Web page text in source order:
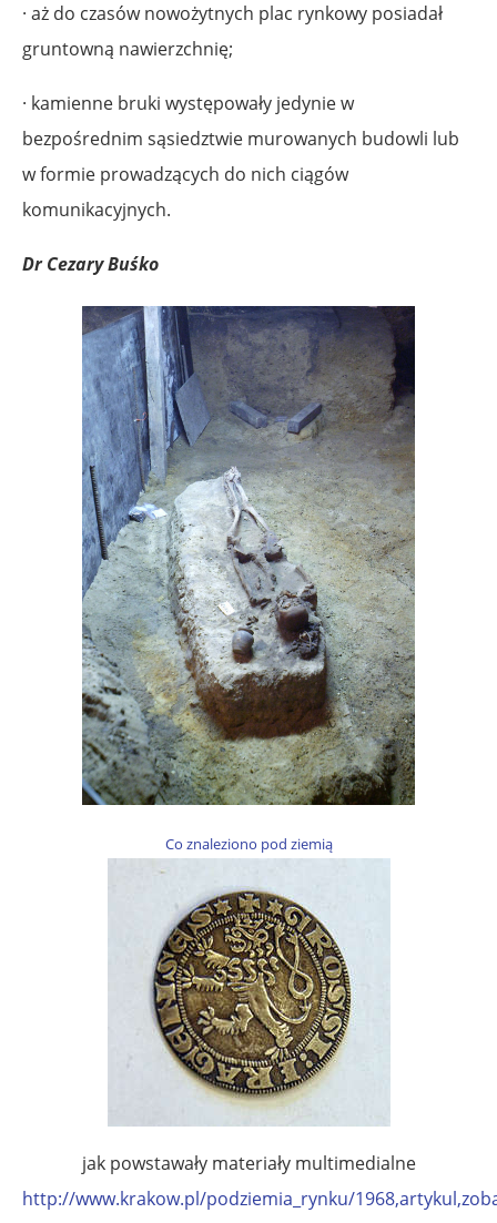
· aż do czasów nowożytnych plac rynkowy posiadał
gruntowną nawierzchnię;
· kamienne bruki występowały jedynie w
bezpośrednim sąsiedztwie murowanych budowli lub
w formie prowadzących do nich ciągów
komunikacyjnych.
Dr Cezary Buśko
Co znaleziono pod ziemią
jak powstawały materiały multimedialne
http://www.krakow.pl/podziemia_rynku/